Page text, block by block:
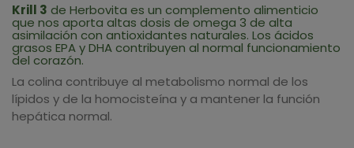
Krill 3 de Herbovita es un complemento alimenticio
que nos aporta altas dosis de omega 3 de alta
asimilación con antioxidantes naturales. Los ácidos
grasos EPA y DHA contribuyen al normal funcionamiento
del corazón.
La colina contribuye al metabolismo normal de los
lípidos y de la homocisteína y a mantener la función
hepática normal.